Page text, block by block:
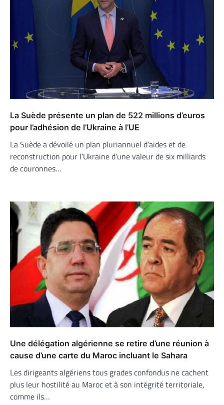
La Suède présente un plan de 522 millions d’euros
pour l’adhésion de l’Ukraine à l’UE
La Suède a dévoilé un plan pluriannuel d’aides et de
reconstruction pour l’Ukraine d’une valeur de six milliards
de couronnes…
Une délégation algérienne se retire d’une réunion à
cause d’une carte du Maroc incluant le Sahara
Les dirigeants algériens tous grades confondus ne cachent
plus leur hostilité au Maroc et à son intégrité territoriale,
comme ils…